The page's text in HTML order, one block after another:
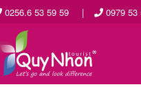
0256.6 53 59 59 | 0979 53